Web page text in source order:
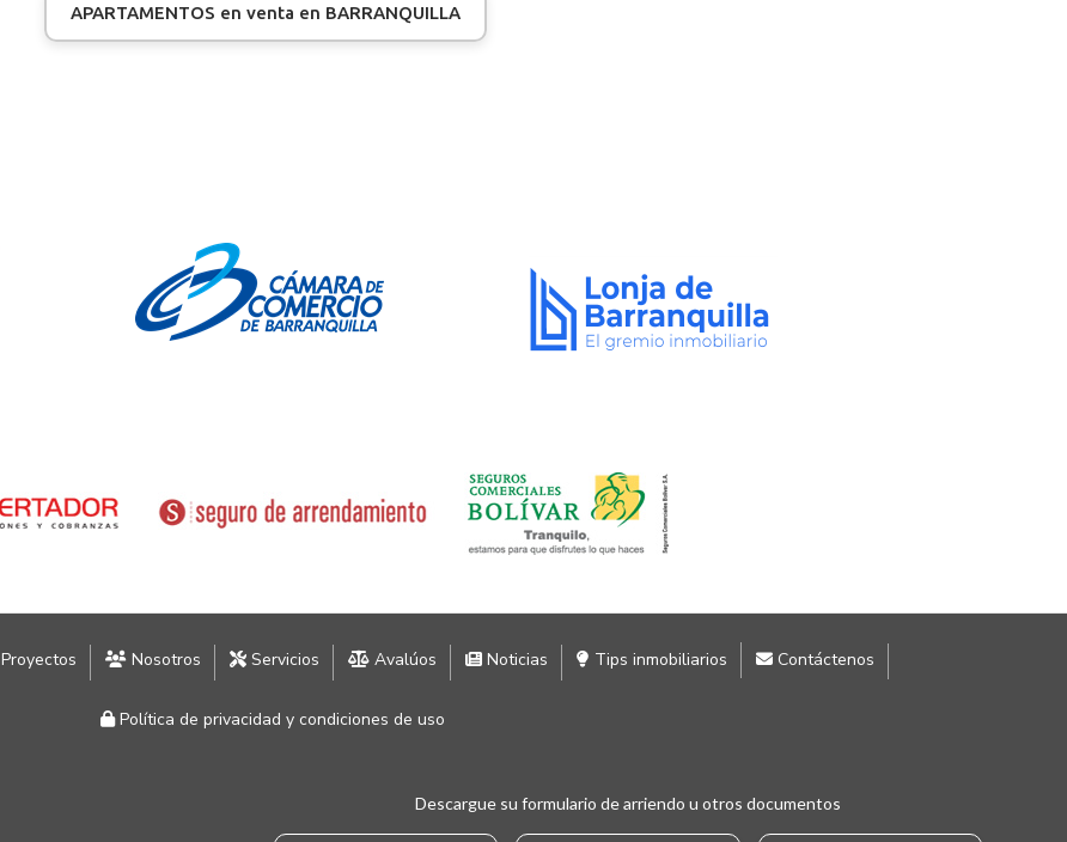
APARTAMENTOS en venta en BARRANQUILLA
Proyectos Nosotros Servicios Avalúos Noticias Tips inmobiliarios Contáctenos
Política de privacidad y condiciones de uso
Descargue su formulario de arriendo u otros documentos